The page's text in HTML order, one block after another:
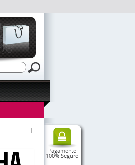
Pagamento
100% Seguro
|